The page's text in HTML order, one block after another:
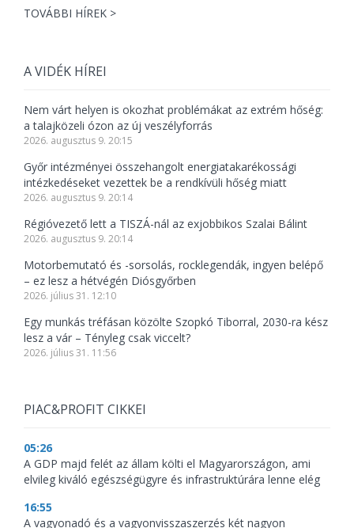
TOVÁBBI HÍREK >
A VIDÉK HÍREI
Nem várt helyen is okozhat problémákat az extrém hőség:
a talajközeli ózon az új veszélyforrás
2026. augusztus 9. 20:15
Győr intézményei összehangolt energiatakarékossági
intézkedéseket vezettek be a rendkívüli hőség miatt
2026. augusztus 9. 20:14
Régióvezető lett a TISZÁ-nál az exjobbikos Szalai Bálint
2026. augusztus 9. 20:14
Motorbemutató és -sorsolás, rocklegendák, ingyen belépő
– ez lesz a hétvégén Diósgyőrben
2026. július 31. 12:10
Egy munkás tréfásan közölte Szopkó Tiborral, 2030-ra kész
lesz a vár – Tényleg csak viccelt?
2026. július 31. 11:56
PIAC&PROFIT CIKKEI
05:26
A GDP majd felét az állam költi el Magyarországon, ami
elvileg kiváló egészségügyre és infrastruktúrára lenne elég
16:55
A vagyonadó és a vagyonvisszaszerzés két nagyon